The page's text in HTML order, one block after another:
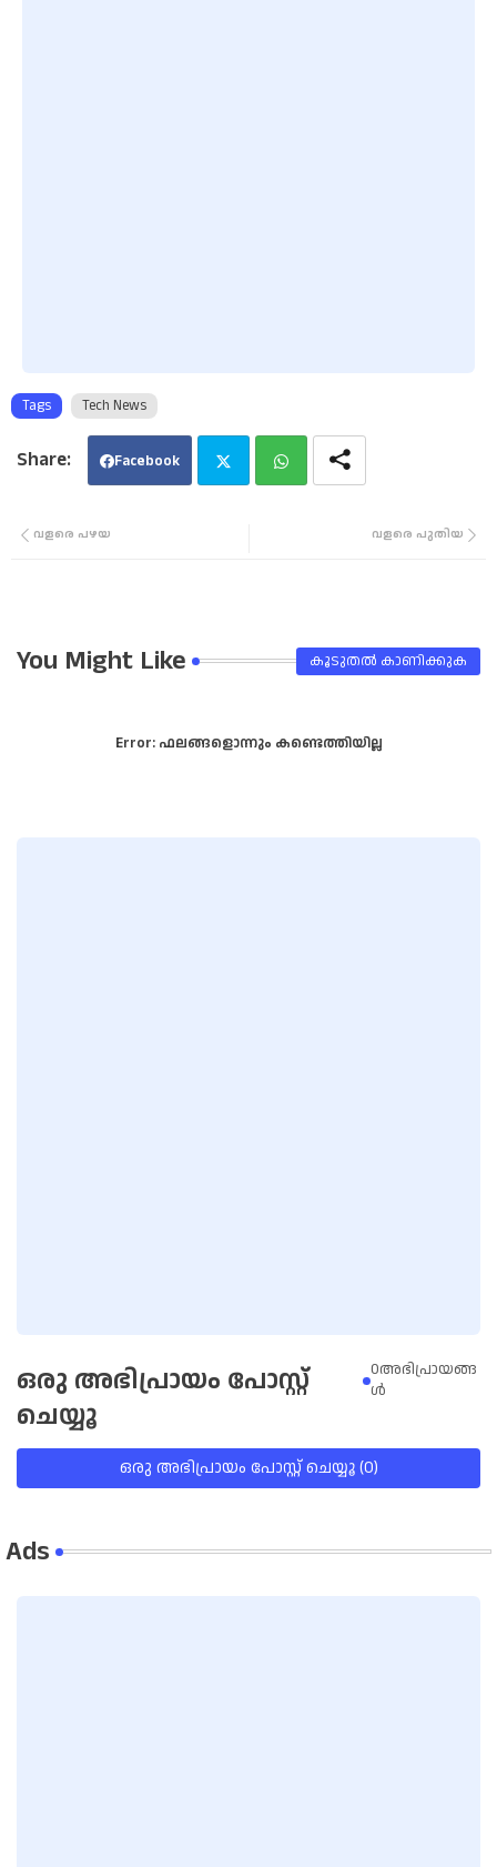
Tags Tech News
Facebook
വളരെ പുതിയ
വളരെ പഴയ
You Might Like കൂടുതൽ‍ കാണിക്കുക
Error:ഫലങ്ങളൊന്നും കണ്ടെത്തിയില്ല
ഒരു അഭിപ്രായം പോസ്റ്റ്
ചെയ്യൂ
0അഭിപ്രായങ്ങ
ള്‍
ഒരു അഭിപ്രായം പോസ്റ്റ് ചെയ്യൂ (0)
Ads